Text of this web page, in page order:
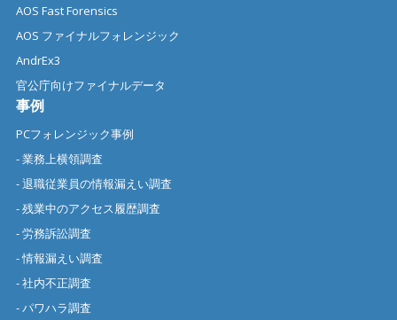
AOS Fast Forensics
AOS ファイナルフォレンジック
AndrEx3
官公庁向けファイナルデータ
事例
PCフォレンジック事例
- 業務上横領調査
- 退職従業員の情報漏えい調査
- 残業中のアクセス履歴調査
- 労務訴訟調査
- 情報漏えい調査
- 社内不正調査
- パワハラ調査